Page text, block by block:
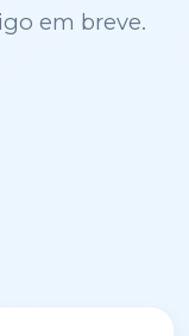
em breve.